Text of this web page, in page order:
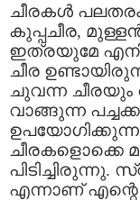
ചീരകള്‍ പലതരം
കുപ്പചീര,
ഇത്രയുമേ
ചീര
ചുവന്ന
വാങ്ങുന്ന
ചീരകളൊക്കെ
എന്നാണ് എന്റെ